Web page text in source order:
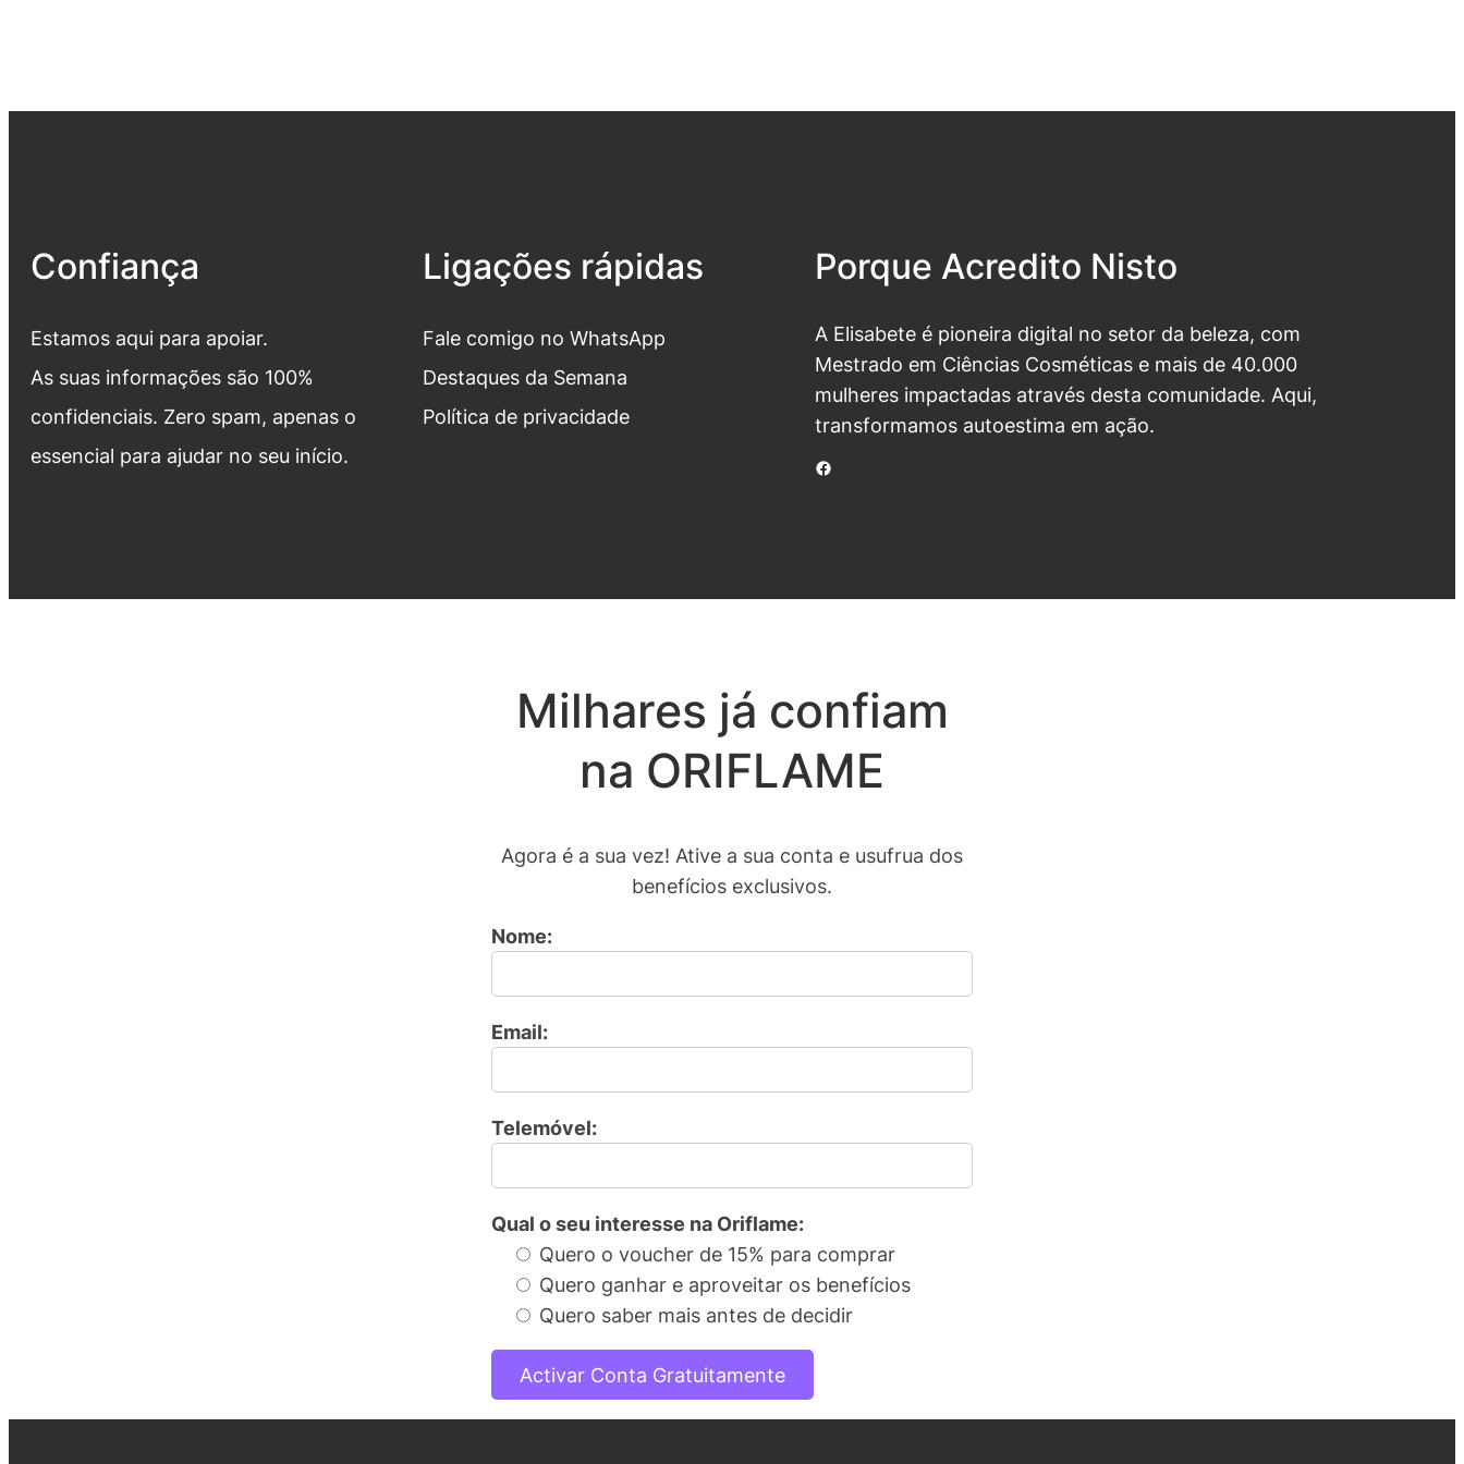
Confiança
Estamos aqui para apoiar.
As suas informações são 100%
confidenciais. Zero spam, apenas o
essencial para ajudar no seu início.
Ligações rápidas
Fale comigo no WhatsApp
Destaques da Semana
Política de privacidade
Porque Acredito Nisto
A Elisabete é pioneira digital no setor da beleza, com
Mestrado em Ciências Cosméticas e mais de 40.000
mulheres impactadas através desta comunidade. Aqui,
transformamos autoestima em ação.
Facebook
Milhares já confiam
na ORIFLAME
Agora é a sua vez! Ative a sua conta e usufrua dos
benefícios exclusivos.
Nome:
Email:
Telemóvel:
Qual o seu interesse na Oriflame:
Quero o voucher de 15% para comprar
Quero ganhar e aproveitar os benefícios
Quero saber mais antes de decidir